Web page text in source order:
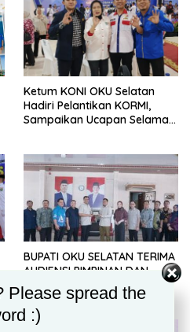
Ketum KONI OKU Selatan
Hadiri Pelantikan KORMI,
Sampaikan Ucapan Selamat
BUPATI OKU SELATAN TERIMA
AUDIENSI PIMPINAN DAN
ANGGOTA DPRD PROVINSI
SUMSEL DAPIL V
Please spread the
:)